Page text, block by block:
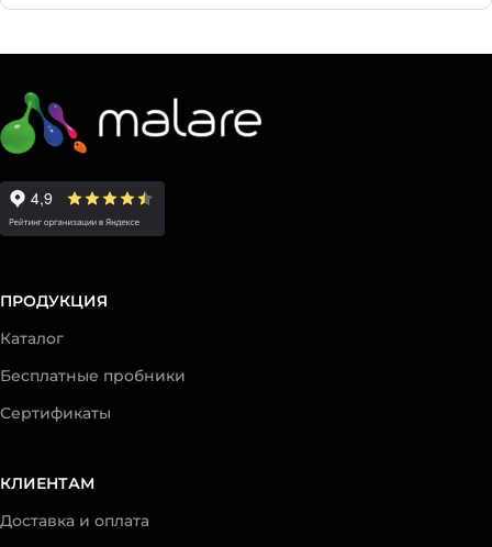
ПРОДУКЦИЯ
Каталог
Бесплатные пробники
Сертификаты
КЛИЕНТАМ
Доставка и оплата